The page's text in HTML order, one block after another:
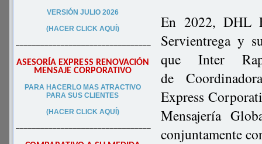
VERSIÓN JULIO 2026
(HACER CLICK AQUÍ)
–––––––––––––––––––––––––––––––––
ASESORÍA EXPRESS RENOVACIÓN
MENSAJE CORPORATIVO
PARA HACERLO MAS ATRACTIVO
PARA SUS CLIENTES
(HACER CLICK AQUÍ)
–––––––––––––––––––––––––––––––––
En 2022, DHL
Servientrega y
que Inter
de
Express
Mensajería
conjuntamente